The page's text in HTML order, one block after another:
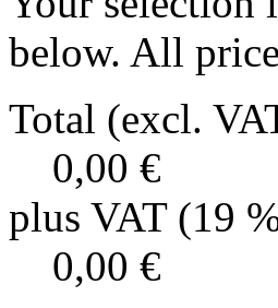
below. All
Total (excl.
0,00 €
plus VAT (19
0,00 €